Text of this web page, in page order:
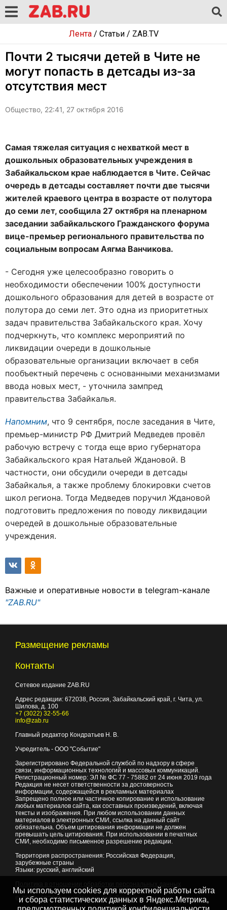
Лента/ Статьи/ ZAB.TV
Почти 2 тысячи детей в Чите не
могут попасть в детсады из-за
отсутствия мест
Общество, 22:41, 27 октября 2016
Самая тяжелая ситуация с нехваткой мест в
дошкольных образовательных учреждения в
Забайкальском крае наблюдается в Чите. Сейчас
очередь в детсады составляет почти две тысячи
жителей краевого центра в возрасте от полутора
до семи лет, сообщила 27 октября на пленарном
заседании забайкальского Гражданского форума
вице-премьер регионального правительства по
социальным вопросам Аягма Ванчикова.
- Сегодня уже целесообразно говорить о
необходимости обеспечении 100% доступности
дошкольного образования для детей в возрасте от
полутора до семи лет. Это одна из приоритетных
задач правительства Забайкальского края. Хочу
подчеркнуть, что комплекс мероприятий по
ликвидации очереди в дошкольные
образовательные организации включает в себя
пообъектный перечень с основанными механизмами
ввода новых мест, - уточнила зампред
правительства Забайкалья.
Напомним, что 9 сентября, после заседания в Чите,
премьер-министр РФ Дмитрий Медведев провёл
рабочую встречу с тогда еще врио губернатора
Забайкальского края Натальей Ждановой. В
частности, они обсудили очереди в детсады
Забайкалья, а также проблему блокировки счетов
школ региона. Тогда Медведев поручил Ждановой
подготовить предложения по поводу ликвидации
очередей в дошкольные образовательные
учреждения.
Важные и оперативные новости в telegram-канале
"ZAB.RU"
Размещение рекламы
Контакты
Сетевое издание ZAB.RU
Адрес редакции: 672038, Россия, Забайкальский край, г. Чита, ул.
Шилова, д. 100
+7 (3022) 32-55-66
info@zab.ru
Главный редактор Кондратьев Н. В.
Учредитель - ООО "Событие"
Зарегистрировано Федеральной службой по надзору в сфере
связи, информационных технологий и массовых коммуникаций.
Регистрационный номер: ЭЛ № ФС 77 - 75882 от 24 июня 2019 года
Редакция не несет ответственности за достоверность
информации, содержащейся в рекламных материалах
Запрещено полное или частичное копирование и использование
любых материалов сайта, как составных произведений, включая
тексты и изображения. При любом использовании данных
материалов в электронных СМИ, ссылка на данный сайт
обязательна. Объем цитирования информации не должен
превышать цель цитирования. При использовании в печатных
СМИ, необходимо письменное разрешение редакции.
Территория распространения: Российская Федерация,
зарубежные страны
Языки: русский, английский
© 2007 - 2026Портал Читы и Забайкальского края
Мы используем cookies для корректной работы сайта
и сбора статистических данных в Яндекс.Метрика,